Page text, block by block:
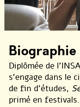
Biographie
Diplômée de
s’engage dans le
de fin d’études,
primé en festivals.